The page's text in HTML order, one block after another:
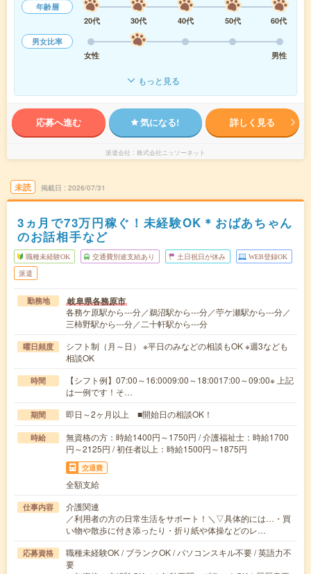
年齢層
20代
30代 40代 50代
60代
男女比率
女性
男性
もっと見る
応募へ進む 気になる! 詳しく見る
派遣会社 株式会社ニッソーネット
未読 掲載日 2026/07/31
3ヵ月で73万円稼ぐ！未経験OK＊おばあちゃん
のお話相手など
職種未経験OK 交通費別途支給あり 土日祝日が休み WEB登録OK
派遣
勤務地 岐阜県各務原市
各務ケ原駅から---分／鵜沼駅から---分／苧ケ瀬駅から---分／
三柿野駅から---分／二十軒駅から---分
曜日頻度
シフト制（月～日） ※平日のみなどの相談もOK ※週3なども
相談OK
時間
【シフト例】07:00～16:0009:00～18:0017:00～09:00※ 上記
は一例です！そ…
期間 即日～2ヶ月以上 ■開始日の相談OK！
時給
無資格の方：時給1400円～1750円 / 介護福祉士：時給1700
円～2125円 / 初任者以上：時給1500円～1875円
交通費
全額支給
仕事内容
介護関連
／利用者の方の日常生活をサポート！＼▽具体的には…・買
い物や散歩に付き添ったり・折り紙や体操などのレ…
応募資格
職種未経験OK / ブランクOK / パソコンスキル不要 / 英語力不
要